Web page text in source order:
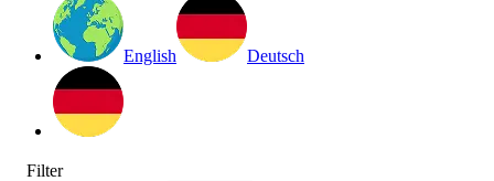
English Deutsch
Filter